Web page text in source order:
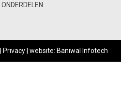
ONDERDELEN
Privacy| website: Baniwal Infotech